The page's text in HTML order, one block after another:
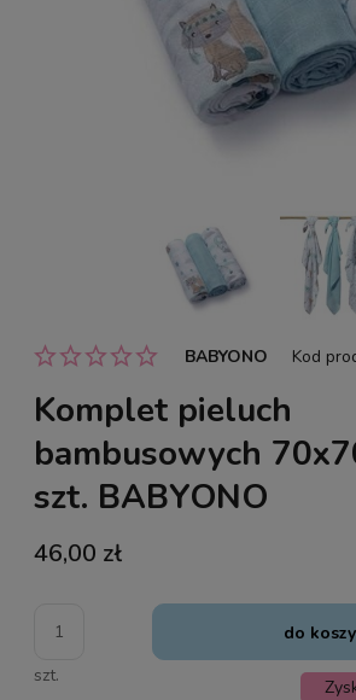
BABYONO Kod
Komplet pieluch
bambusowych
szt. BABYONO
46,00 zł
szt.
do